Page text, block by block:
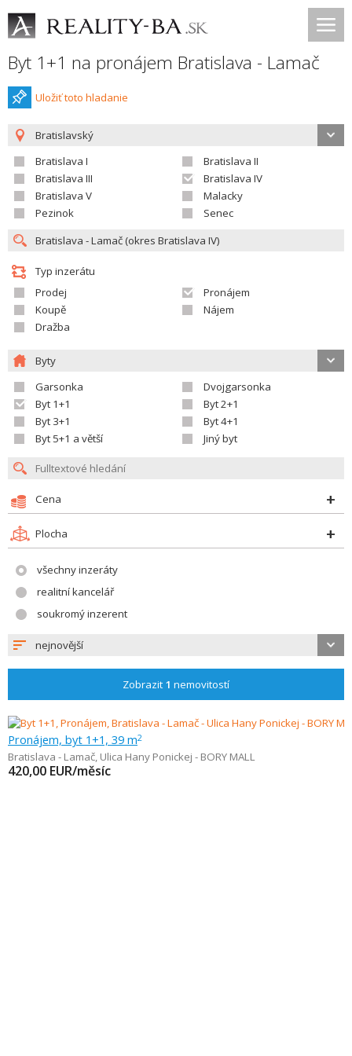
Byt 1+1 na pronájem Bratislava - Lamač
Uložiť toto hladanie
Bratislavský
Bratislava I
Bratislava II
Bratislava III
Bratislava IV
Bratislava V
Malacky
Pezinok
Senec
Typ inzerátu
Prodej
Pronájem
Koupě
Nájem
Dražba
Byty
Garsonka
Dvojgarsonka
Byt 1+1
Byt 2+1
Byt 3+1
Byt 4+1
Byt 5+1 a větší
Jiný byt
Cena
Plocha
všechny inzeráty
realitní kancelář
soukromý inzerent
nejnovější
Zobrazit 1 nemovitostí
Pronájem, byt 1+1, 39 m2
Bratislava - Lamač, Ulica Hany Ponickej - BORY MALL
420,00 EUR/měsíc